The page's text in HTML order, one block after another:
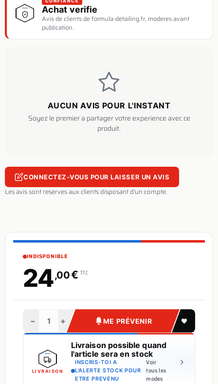
Achat verifie
Avis de clients de formula-detailing.fr, moderes avant
publication.
AUCUN AVIS POUR L'INSTANT
Soyez le premier a partager votre experience avec ce
produit.
CONNECTEZ-VOUS POUR LAISSER UN AVIS
Les avis sont reserves aux clients disposant d'un compte.
INDISPONIBLE
24,00€ TTC
− + ME PRÉVENIR
LIVRAISON
Livraison possible quand
l'article sera en stock
INSCRIS-TOI A
L'ALERTE STOCK POUR
ETRE PREVENU
·
Voir
tous les
modes